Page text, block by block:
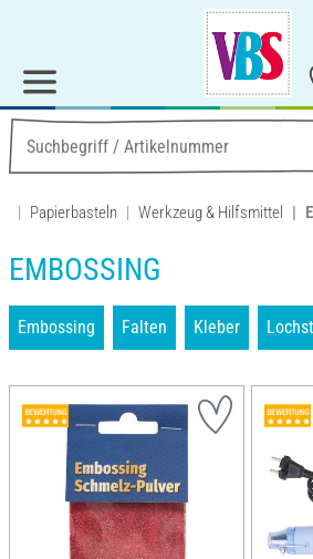
Papierbasteln Werkzeug & Hilfsmittel
EMBOSSING
Embossing Falten Kleber